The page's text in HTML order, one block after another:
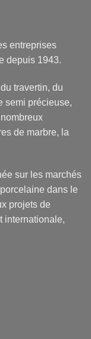
entreprises
depuis 1943.
travertin, du
semi précieuse,
de marbre, la
sur les marchés
dans le
projets de
internationale,